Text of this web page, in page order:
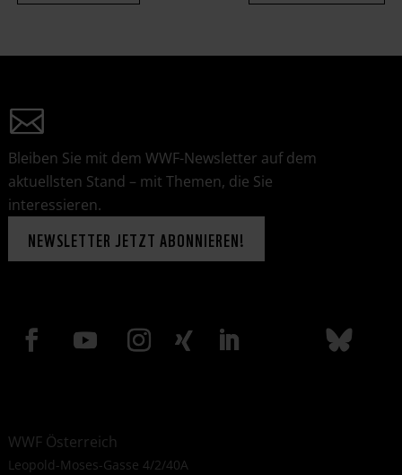
Bleiben Sie mit dem WWF-Newsletter auf dem
aktuellsten Stand – mit Themen, die Sie
interessieren.
NEWSLETTER JETZT ABONNIEREN!
WWF Österreich
Leopold-Moses-Gasse 4/2/40A